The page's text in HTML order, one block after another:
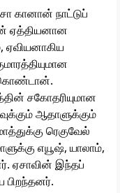
கானான் நாட்டுப்
சகோதரியுமான
ஆதாளுக்கும்
ரெகுவேல்
எயூஷ், யாலாம்,
ஏசாவின் இந்தப்
பிறந்தனர்.